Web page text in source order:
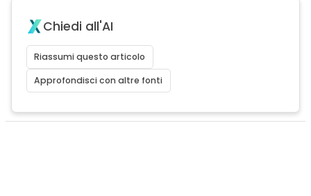
Chiedi all'AI
Riassumi questo articolo
Approfondisci con altre fonti